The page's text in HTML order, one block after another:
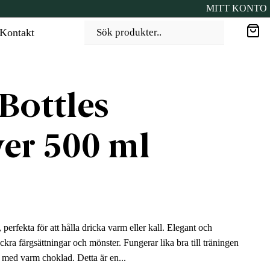
MITT KONTO
Kontakt Sök produkter..
500 ml
för att hålla dricka varm eller kall. Elegant och
färgsättningar och mönster. Fungerar lika bra till träningen
varm choklad. Detta är en...